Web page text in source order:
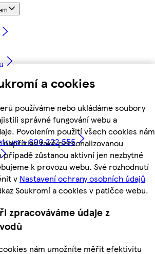
a cookies
používáme nebo ukládáme soubory
správné fungování webu a
Povolením použití všech cookies nám
například také personalizovanou
případě zůstanou aktivní jen nezbytné
k provozu webu. Své rozhodnutí
v Nastavení ochrany osobních údajů
Soukromí a cookies v patičce webu.
zpracováváme údaje z
nám umožníte měřit efektivitu
- 800 222 555